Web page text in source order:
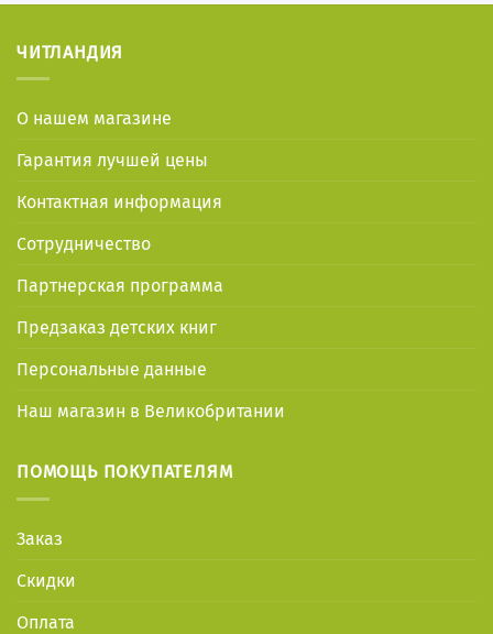
ЧИТЛАНДИЯ
О нашем магазине
Гарантия лучшей цены
Контактная информация
Сотрудничество
Партнерская программа
Предзаказ детских книг
Персональные данные
Наш магазин в Великобритании
ПОМОЩЬ ПОКУПАТЕЛЯМ
Заказ
Скидки
Оплата